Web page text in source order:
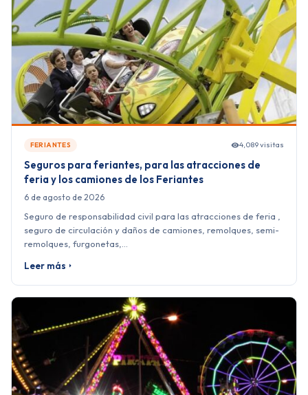
FERIANTES 4,089 visitas
Seguros para feriantes, para las atracciones de
feria y los camiones de los Feriantes
6 de agosto de 2026
Seguro de responsabilidad civil para las atracciones de feria ,
seguro de circulación y daños de camiones, remolques, semi-
remolques, furgonetas,…
Leer más